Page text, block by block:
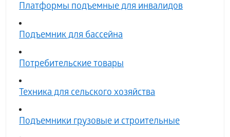
Платформы подъемные для инвалидов
Подъемник для бассейна
Потребительские товары
Техника для сельского хозяйства
Подъемники грузовые и строительные